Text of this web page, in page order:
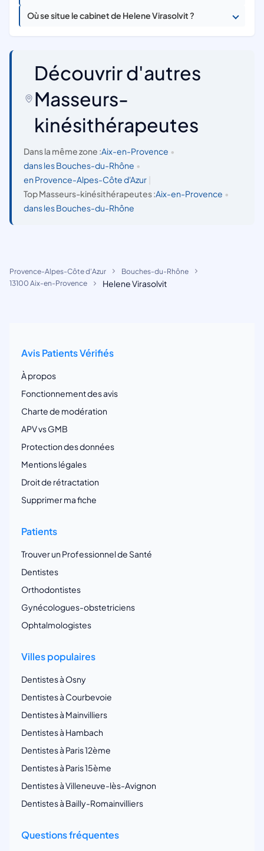
Où se situe le cabinet de Helene Virasolvit ?
Découvrir d'autres
Masseurs-
kinésithérapeutes
Dans la même zone :Aix-en-Provence •
dans les Bouches-du-Rhône •
en Provence-Alpes-Côte d'Azur
Top Masseurs-kinésithérapeutes :Aix-en-Provence •
dans les Bouches-du-Rhône
Provence-Alpes-Côte d'Azur
Bouches-du-Rhône
13100 Aix-en-Provence
Helene Virasolvit
Avis Patients Vérifiés
À propos
Fonctionnement des avis
Charte de modération
APV vs GMB
Protection des données
Mentions légales
Droit de rétractation
Supprimer ma fiche
Patients
Trouver un Professionnel de Santé
Dentistes
Orthodontistes
Gynécologues-obstetriciens
Ophtalmologistes
Villes populaires
Dentistes à Osny
Dentistes à Courbevoie
Dentistes à Mainvilliers
Dentistes à Hambach
Dentistes à Paris 12ème
Dentistes à Paris 15ème
Dentistes à Villeneuve-lès-Avignon
Dentistes à Bailly-Romainvilliers
Questions fréquentes